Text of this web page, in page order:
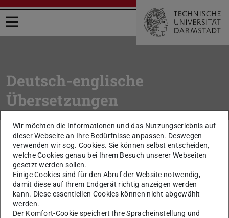
Menü öffnen
Deutsch-englische
Übersetzungen
Sie befinden sich hier:
TU Darmstadt Intern
Arbeitsmittel
Wörterbuch Deutsch / Englisch
zurück zur Liste
in Präsenz
in person; in person on site
Wir möchten die Informationen und das Nutzungserlebnis auf
dieser Webseite an Ihre Bedürfnisse anpassen. Deswegen
verwenden wir sog. Cookies. Sie können selbst entscheiden,
welche Cookies genau bei Ihrem Besuch unserer Webseiten
gesetzt werden sollen.
Einige Cookies sind für den Abruf der Website notwendig,
damit diese auf Ihrem Endgerät richtig anzeigen werden
kann. Diese essentiellen Cookies können nicht abgewählt
werden.
Der Komfort-Cookie speichert Ihre Spracheinstellung und